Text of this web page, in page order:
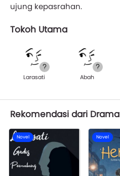
ujung kepasrahan.
Tokoh Utama
Larasati Abah
Rekomendasi dari Drama
Novel Novel